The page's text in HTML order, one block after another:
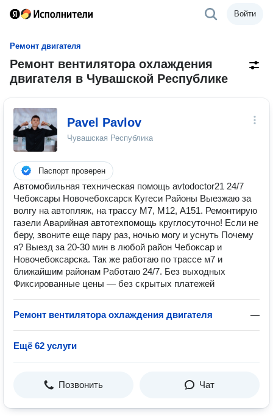
Войти
Ремонт двигателя
Ремонт вентилятора охлаждения
двигателя в Чувашской Республике
Pavel Pavlov
Чувашская Республика
Паспорт проверен
Автомобильная техническая помощь avtodoctor21 24/7
Чебоксары Новочебоксарск Кугеси Районы Выезжаю за
волгу на автопляж, на трассу М7, М12, А151. Ремонтирую
газели Аварийная автотехпомощь круглосуточно! Если не
беру, звоните еще пару раз, ночью могу и уснуть Почему
я? Выезд за 20-30 мин в любой район Чебоксар и
Новочебоксарска. Так же работаю по трассе м7 и
ближайшим районам Работаю 24/7. Без выходных
Фиксированные цены — без скрытых платежей
Ремонт вентилятора охлаждения двигателя —
Ещё 62 услуги
Позвонить Чат